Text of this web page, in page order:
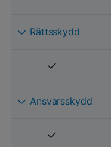
Rättsskydd
Ansvarsskydd